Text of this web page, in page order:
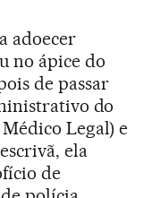
adoecer
no ápice do
de passar
do
Legal) e
ela
de